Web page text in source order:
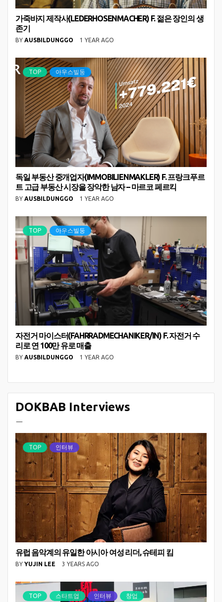
가죽바지 제작사(LEDERHOSENMACHER) F. 젊은 장인의 생
존기
BY AUSBILDUNGGO 1 YEAR AGO
TOP 아우스빌둥
독일 부동산 중개업자(IMMOBILIENMAKLER) F. 프랑크푸르
트 고급 부동산 시장을 장악한 남자 – 마르코 페르킥
BY AUSBILDUNGGO 1 YEAR AGO
TOP 아우스빌둥
자전거 마이스터(FAHRRADMECHANIKER/IN) F. 자전거 수
리로 연 100만 유로 매출
BY AUSBILDUNGGO 1 YEAR AGO
DOKBAB Interviews
ㅡ
TOP 인터뷰
유럽 음악계의 유일한 아시아 여성 리더, 슈테피 킴
BY YUJIN LEE 3 YEARS AGO
TOP 스타트업 인터뷰 창업